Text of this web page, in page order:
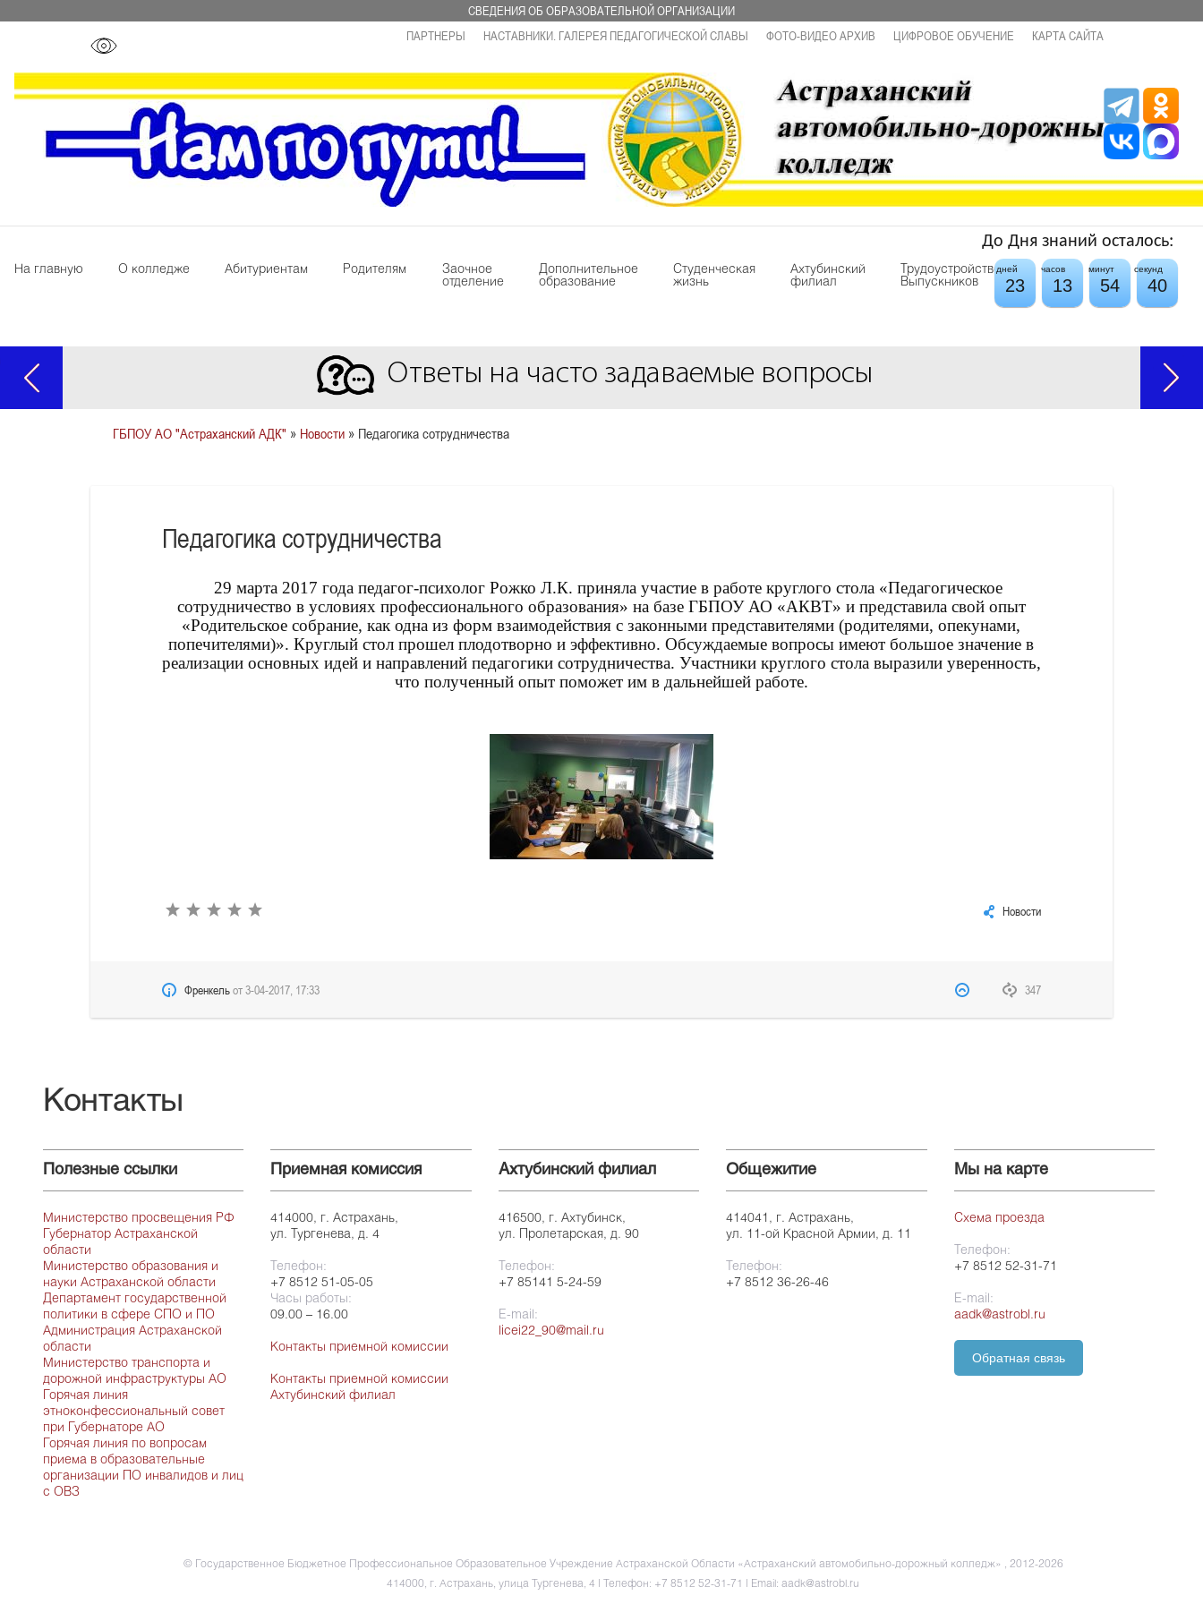
СВЕДЕНИЯ ОБ ОБРАЗОВАТЕЛЬНОЙ ОРГАНИЗАЦИИ
ПАРТНЕРЫ
НАСТАВНИКИ. ГАЛЕРЕЯ ПЕДАГОГИЧЕСКОЙ СЛАВЫ ФОТО-ВИДЕО АРХИВ ЦИФРОВОЕ ОБУЧЕНИЕ КАРТА САЙТА
На главную О колледже Абитуриентам Родителям
Заочное
отделение
Дополнительное
образование
Студенческая
жизнь
Ахтубинский
филиал
Трудоустройство
Выпускников
До Дня знаний осталось:
дней часов минут секунд
23 13 54 40
Ответы на часто задаваемые вопросы
ГБПОУ АО "Астраханский АДК" » Новости» Педагогика сотрудничества
Педагогика сотрудничества
29 марта 2017 года педагог-психолог Рожко Л.К. приняла участие в работе круглого стола «Педагогическое
сотрудничество в условиях профессионального образования» на базе ГБПОУ АО «АКВТ» и представила свой опыт
«Родительское собрание, как одна из форм взаимодействия с законными представителями (родителями, опекунами,
попечителями)». Круглый стол прошел плодотворно и эффективно. Обсуждаемые вопросы имеют большое значение в
реализации основных идей и направлений педагогики сотрудничества. Участники круглого стола выразили уверенность,
что полученный опыт поможет им в дальнейшей работе.
Новости
347
Френкельот3-04-2017, 17:33
Контакты
Полезные ссылки
Министерство просвещения РФ
Губернатор Астраханской
области
Министерство образования и
науки Астраханской области
Департамент государственной
политики в сфере СПО и ПО
Администрация Астраханской
области
Министерство транспорта и
дорожной инфраструктуры АО
Горячая линия
этноконфессиональный совет
при Губернаторе АО
Горячая линия по вопросам
приема в образовательные
организации ПО инвалидов и лиц
с ОВЗ
Приемная комиссия
414000, г. Астрахань,
ул. Тургенева, д. 4
Телефон:
+7 8512 51-05-05
Часы работы:
09.00 – 16.00
Контакты приемной комиссии
Контакты приемной комиссии
Ахтубинский филиал
Ахтубинский филиал
416500, г. Ахтубинск,
ул. Пролетарская, д. 90
Телефон:
+7 85141 5-24-59
E-mail:
licei22_90@mail.ru
Общежитие
414041, г. Астрахань,
ул. 11-ой Красной Армии, д. 11
Телефон:
+7 8512 36-26-46
Мы на карте
Схема проезда
Телефон:
+7 8512 52-31-71
E-mail:
aadk@astrobl.ru
Обратная связь
© Государственное Бюджетное Профессиональное Образовательное Учреждение Астраханской Области «Астраханский автомобильно-дорожный колледж» , 2012-2026
414000, г. Астрахань, улица Тургенева, 4 | Телефон: +7 8512 52-31-71 | Еmail: aadk@astrobl.ru